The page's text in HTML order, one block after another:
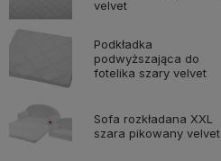
velvet
Podkładka
podwyższająca do
fotelika szary velvet
Sofa rozkładana XXL
szara pikowany velvet